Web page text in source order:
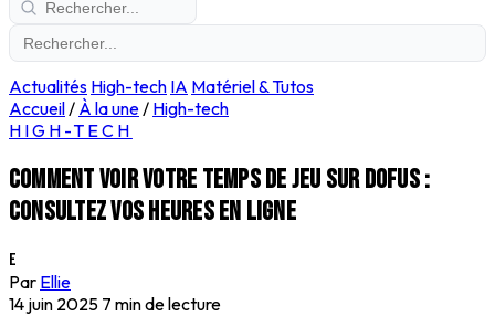
Actualités High-tech IA Matériel & Tutos
Accueil/ À la une/ High-tech
HIGH-TECH
Comment voir votre temps de jeu sur Dofus :
consultez vos heures en ligne
E
Par Ellie
14 juin 2025 7 min de lecture